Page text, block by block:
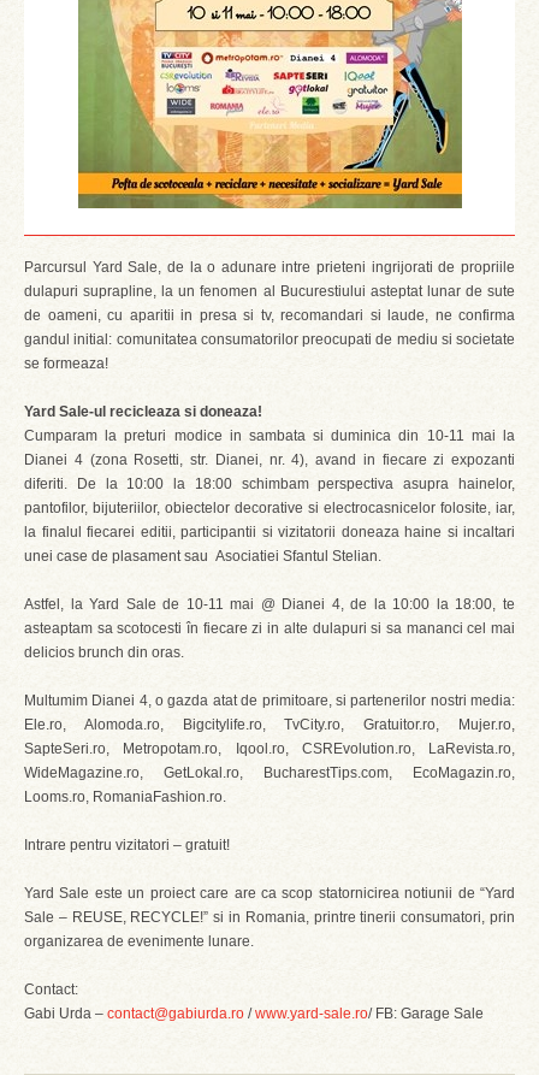
Parcursul Yard Sale, de la o adunare intre prieteni ingrijorati de propriile
dulapuri suprapline, la un fenomen al Bucurestiului asteptat lunar de sute
de oameni, cu aparitii in presa si tv, recomandari si laude, ne confirma
gandul initial: comunitatea consumatorilor preocupati de mediu si societate
se formeaza!
Yard Sale-ul recicleaza si doneaza!
Cumparam la preturi modice in sambata si duminica din 10-11 mai la
Dianei 4 (zona Rosetti, str. Dianei, nr. 4), avand in fiecare zi expozanti
diferiti. De la 10:00 la 18:00 schimbam perspectiva asupra hainelor,
pantofilor, bijuteriilor, obiectelor decorative si electrocasnicelor folosite, iar,
la finalul fiecarei editii, participantii si vizitatorii doneaza haine si incaltari
unei case de plasament sau Asociatiei Sfantul Stelian.
Astfel, la Yard Sale de 10-11 mai @ Dianei 4, de la 10:00 la 18:00, te
asteaptam sa scotocesti în fiecare zi in alte dulapuri si sa mananci cel mai
delicios brunch din oras.
Multumim Dianei 4, o gazda atat de primitoare, si partenerilor nostri media:
Ele.ro, Alomoda.ro, Bigcitylife.ro, TvCity.ro, Gratuitor.ro, Mujer.ro,
SapteSeri.ro, Metropotam.ro, Iqool.ro, CSREvolution.ro, LaRevista.ro,
WideMagazine.ro, GetLokal.ro, BucharestTips.com, EcoMagazin.ro,
Looms.ro, RomaniaFashion.ro.
Intrare pentru vizitatori – gratuit!
Yard Sale este un proiect care are ca scop statornicirea notiunii de “Yard
Sale – REUSE, RECYCLE!” si in Romania, printre tinerii consumatori, prin
organizarea de evenimente lunare.
Contact:
Gabi Urda – contact@gabiurda.ro /www.yard-sale.ro/ FB: Garage Sale